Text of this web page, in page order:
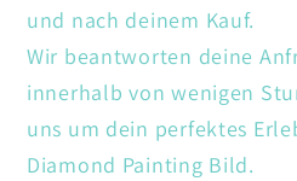
und nach deinem Kauf.
Wir beantworten deine
innerhalb von wenigen
uns um dein perfektes
Diamond Painting Bild.